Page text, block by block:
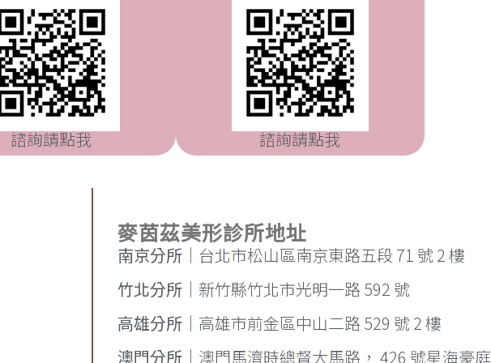
諮詢請點我 諮詢請點我
麥茵茲美形診所地址
南京分所｜台北市松山區南京東路五段 71 號 2 樓
竹北分所｜新竹縣竹北市光明一路 592 號
高雄分所｜高雄市前金區中山二路 529 號 2 樓
澳門分所｜澳門馬濟時總督大馬路， 426 號星海豪